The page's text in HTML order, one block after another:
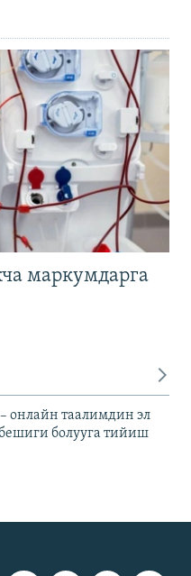
маркумдарга
онлайн таалимдин эл
болууга тийиш